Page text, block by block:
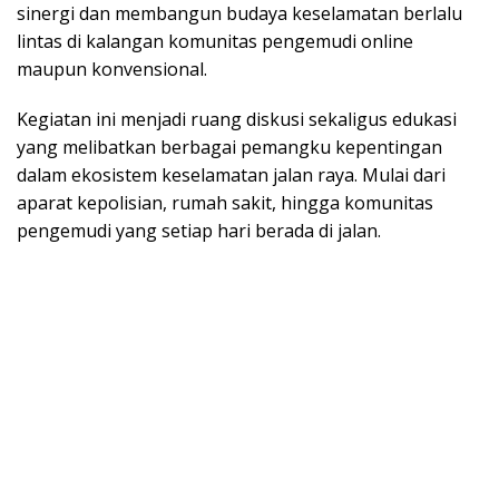
sinergi dan membangun budaya keselamatan berlalu
lintas di kalangan komunitas pengemudi online
maupun konvensional.
Kegiatan ini menjadi ruang diskusi sekaligus edukasi
yang melibatkan berbagai pemangku kepentingan
dalam ekosistem keselamatan jalan raya. Mulai dari
aparat kepolisian, rumah sakit, hingga komunitas
pengemudi yang setiap hari berada di jalan.